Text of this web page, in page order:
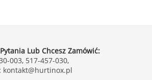
Lub Chcesz Zamówić:
003, 517-457-030,
kontakt@hurtinox.pl